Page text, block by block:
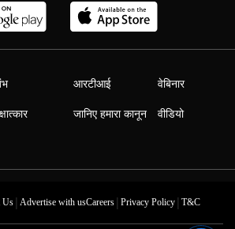
आरटीआई
जानिए हमारा कानून
वेबिनार
वीडियो
Us| Advertise with usCareers| Privacy Policy| T&C